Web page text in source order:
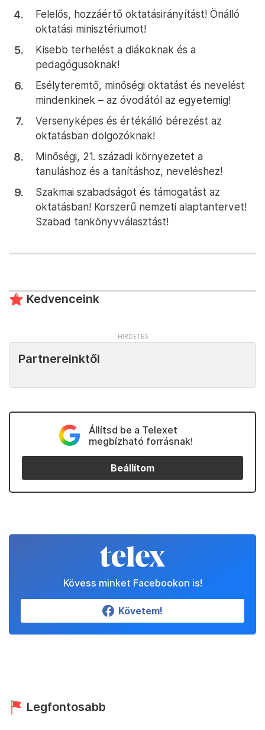
Felelős, hozzáértő oktatásirányítást! Önálló
oktatási minisztériumot!
Kisebb terhelést a diákoknak és a
pedagógusoknak!
Esélyteremtő, minőségi oktatást és nevelést
mindenkinek – az óvodától az egyetemig!
Versenyképes és értékálló bérezést az
oktatásban dolgozóknak!
Minőségi, 21. századi környezetet a
tanuláshoz és a tanításhoz, neveléshez!
Szakmai szabadságot és támogatást az
oktatásban! Korszerű nemzeti alaptantervet!
Szabad tankönyvválasztást!
Kedvenceink
Partnereinktől
Állítsd be a Telexet
megbízható forrásnak!
Beállítom
Kövess minket Facebookon is!
Követem!
Legfontosabb